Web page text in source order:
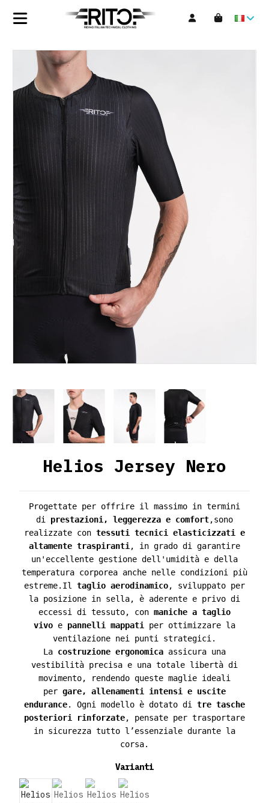
Helios Jersey Nero
Progettate per offrire il massimo in termini
di prestazioni, leggerezza e comfort,sono
realizzate con tessuti tecnici elasticizzati e
altamente traspiranti , in grado di garantire
un'eccellente gestione dell'umidità e della
temperatura corporea anche nelle condizioni più
estreme.Il
taglio aerodinamico, sviluppato per
la posizione in sella, è aderente e privo di
eccessi di tessuto, con maniche a taglio
vivo e pannelli mappati
per ottimizzare la
ventilazione nei punti strategici.
La costruzione ergonomica assicura una
vestibilità precisa e una totale libertà di
movimento, rendendo queste maglie ideali
per gare, allenamenti intensi e uscite
endurance. Ogni modello è dotato di
tre tasche
posteriori rinforzate, pensate per trasportare
in sicurezza tutto l’essenziale durante la
corsa.
Varianti